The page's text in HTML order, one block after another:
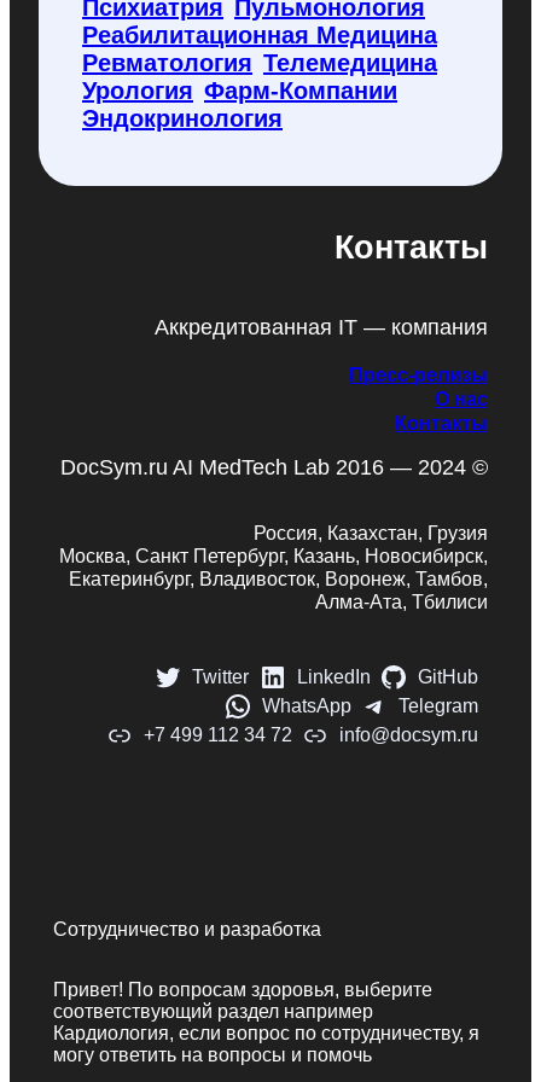
Психиатрия Пульмонология
Реабилитационная Медицина
Ревматология Телемедицина
Урология Фарм-Компании
Эндокринология
Контакты
Аккредитованная IT — компания
Пресс-релизы
О нас
Контакты
DocSym.ru AI MedTech Lab 2016 — 2024 ©
Россия, Казахстан, Грузия
Москва, Санкт Петербург, Казань, Новосибирск,
Екатеринбург, Владивосток, Воронеж, Тамбов,
Алма-Ата, Тбилиси
Twitter LinkedIn
GitHub
WhatsApp
Telegram
+7 499 112 34 72
info@docsym.ru
Сотрудничество и разработка
Привет! По вопросам здоровья, выберите
соответствующий раздел например
Кардиология, если вопрос по сотрудничеству, я
могу ответить на вопросы и помочь